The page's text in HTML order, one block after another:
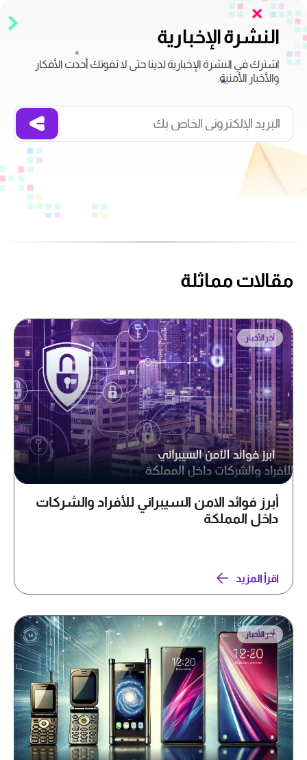
النشرة الإخبارية
اشترك في النشرة الإخبارية لدينا حتى لا تفوتك أحدث الأفكار
والأخبار الأمنية.
مقالات مماثلة
آخر الأخبار
أبرز فوائد الامن السيبراني للأفراد والشركات
داخل المملكة
اقرأ المزيد
آخر الأخبار